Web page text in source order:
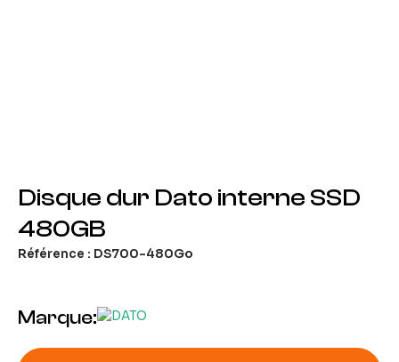
Disque dur Dato interne SSD
480GB
Référence : DS700-480Go
Marque: